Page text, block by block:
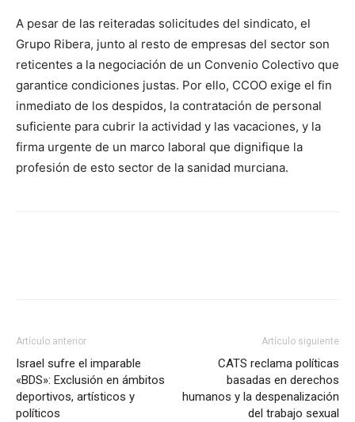
A pesar de las reiteradas solicitudes del sindicato, el
Grupo Ribera, junto al resto de empresas del sector son
reticentes a la negociación de un Convenio Colectivo que
garantice condiciones justas. Por ello, CCOO exige el fin
inmediato de los despidos, la contratación de personal
suficiente para cubrir la actividad y las vacaciones, y la
firma urgente de un marco laboral que dignifique la
profesión de esto sector de la sanidad murciana.
Artículo anterior
Israel sufre el imparable
«BDS»: Exclusión en ámbitos
deportivos, artísticos y
políticos
Artículo siguiente
CATS reclama políticas
basadas en derechos
humanos y la despenalización
del trabajo sexual